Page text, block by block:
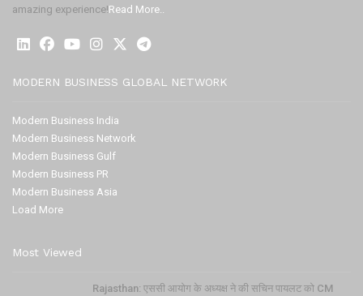
amazing experience!Read More..
MODERN BUSINESS GLOBAL NETWORK
Modern Business India
Modern Business Network
Modern Business Gulf
Modern Business PR
Modern Business Asia
Load More
Most Viewed
Rajasthan: एससी आयोग के अध्यक्ष ने की सचिन पायलट को CM